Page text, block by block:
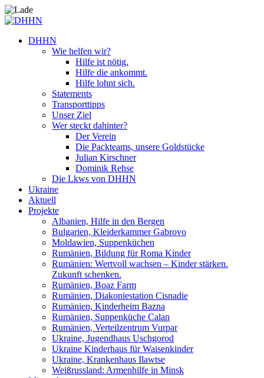
DHHN
Wie helfen wir?
Hilfe ist nötig.
Hilfe die ankommt.
Hilfe lohnt sich.
Statements
Transporttipps
Unser Ziel
Wer steckt dahinter?
Der Verein
Die Packteams, unsere Goldstücke
Julian Kirschner
Dominik Rehse
Die Lkws von DHHN
Ukraine
Aktuell
Projekte
Albanien, Hilfe in den Bergen
Bulgarien, Kleiderkammer Gabrovo
Moldawien, Suppenküchen
Rumänien, Bildung für Roma Kinder
Rumänien: Wertvoll wachsen – Kinder stärken.
Zukunft schenken.
Rumänien, Boaz Farm
Rumänien, Diakoniestation Cisnadie
Rumänien, Kinderheim Bazna
Rumänien, Suppenküche Calan
Rumänien, Verteilzentrum Vurpar
Ukraine, Jugendhaus Uschgorod
Ukraine Kinderhaus für Waisenkinder
Ukraine, Krankenhaus Ilawtse
Weißrussland: Armenhilfe in Minsk